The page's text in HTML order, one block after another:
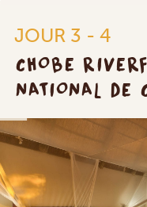
JOUR 3 - 4
CHOBE
NATIONAL DE